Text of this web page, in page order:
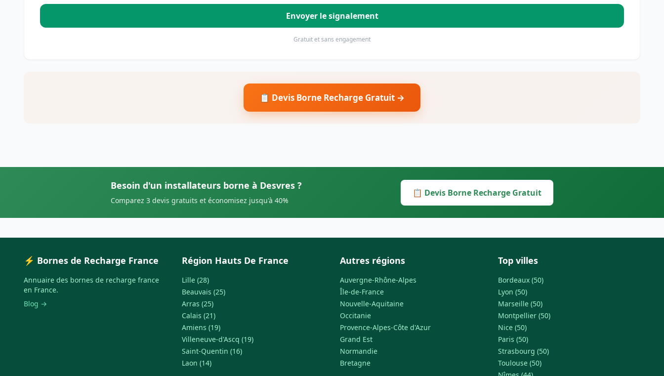
Envoyer le signalement
Gratuit et sans engagement
📋 Devis Borne Recharge Gratuit →
Besoin d'un installateurs borne à Desvres ?
Comparez 3 devis gratuits et économisez jusqu'à 40%
📋 Devis Borne Recharge Gratuit
⚡ Bornes de Recharge France
Annuaire des bornes de recharge france
en France.
Blog →
Région Hauts De France
Lille (28)
Beauvais (25)
Arras (25)
Calais (21)
Amiens (19)
Villeneuve-d'Ascq (19)
Saint-Quentin (16)
Laon (14)
Autres régions
Auvergne-Rhône-Alpes
Île-de-France
Nouvelle-Aquitaine
Occitanie
Provence-Alpes-Côte d'Azur
Grand Est
Normandie
Bretagne
Top villes
Bordeaux (50)
Lyon (50)
Marseille (50)
Montpellier (50)
Nice (50)
Paris (50)
Strasbourg (50)
Toulouse (50)